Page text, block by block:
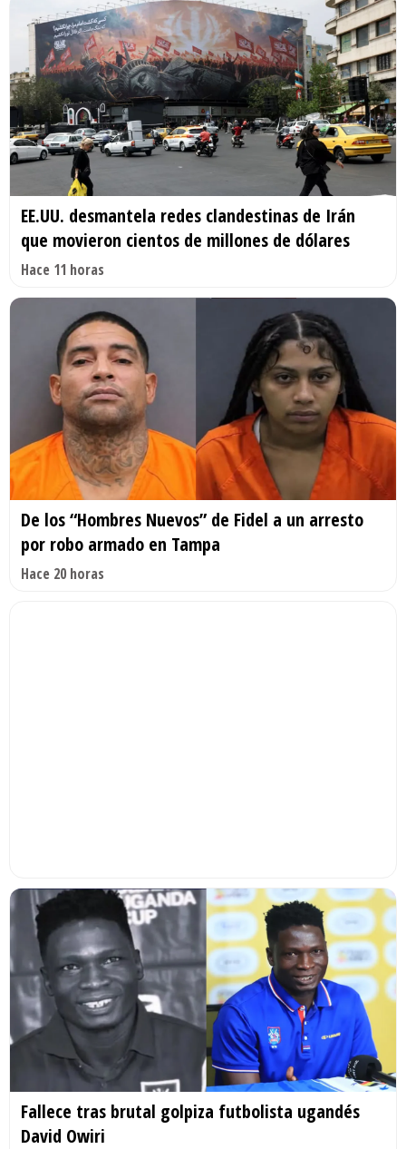
EE.UU. desmantela redes clandestinas de Irán
que movieron cientos de millones de dólares
Hace 11 horas
De los “Hombres Nuevos” de Fidel a un arresto
por robo armado en Tampa
Hace 20 horas
Fallece tras brutal golpiza futbolista ugandés
David Owiri